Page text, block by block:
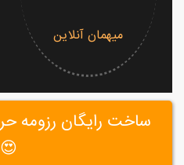
میهمان آنلاین
😍